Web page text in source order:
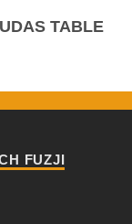
TABLE
FUZJI